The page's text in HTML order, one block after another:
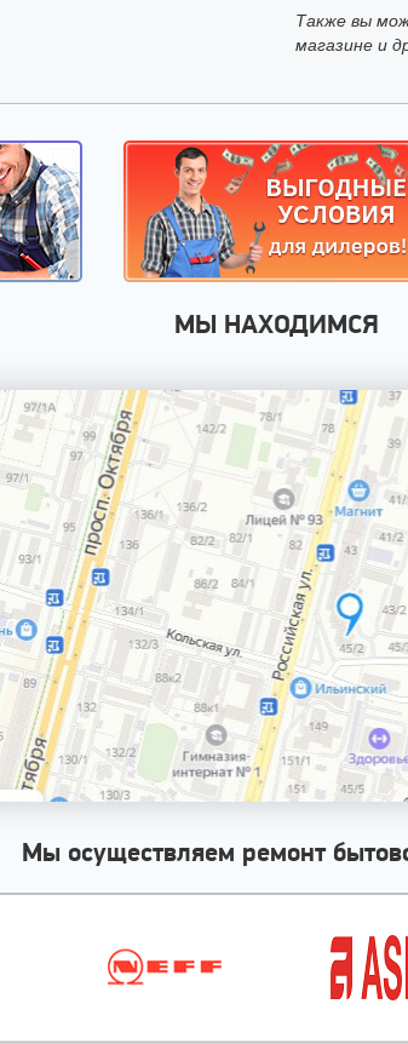
Также вы
магазине и
МЫ НАХОДИМСЯ
Мы осуществляем ремонт